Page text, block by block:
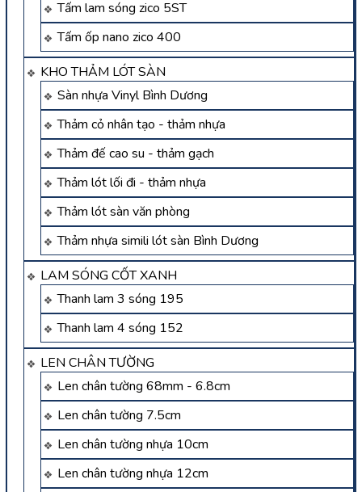
Tấm lam sóng zico 5ST
Tấm ốp nano zico 400
KHO THẢM LÓT SÀN
Sàn nhựa Vinyl Bình Dương
Thảm cỏ nhân tạo - thảm nhựa
Thảm đế cao su - thảm gạch
Thảm lót lối đi - thảm nhựa
Thảm lót sàn văn phòng
Thảm nhựa simili lót sàn Bình Dương
LAM SÓNG CỐT XANH
Thanh lam 3 sóng 195
Thanh lam 4 sóng 152
LEN CHÂN TƯỜNG
Len chân tường 68mm - 6.8cm
Len chân tường 7.5cm
Len chân tường nhựa 10cm
Len chân tường nhựa 12cm